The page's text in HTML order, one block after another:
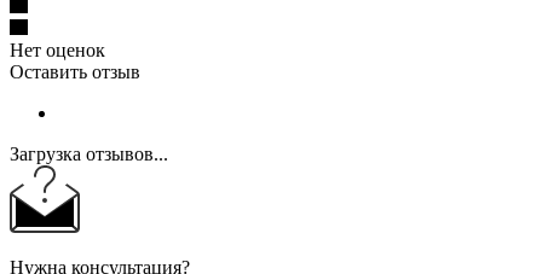
Нет оценок
Оставить отзыв
Загрузка отзывов...
Нужна консультация?